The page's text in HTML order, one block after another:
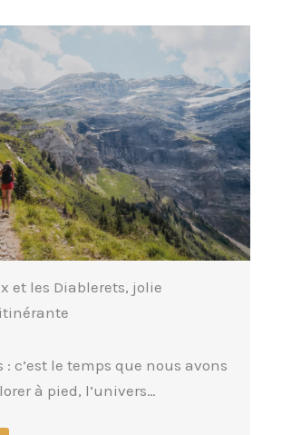
en suisse : découverte des
plus le nombres d’itinéraires
les parois de Suisse. Tout